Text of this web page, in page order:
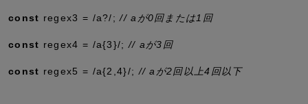
const regex3 = /a?/; // aが0回または1回
const regex4 = /a{3}/; // aが3回
const regex5 = /a{2,4}/; // aが2回以上4回以下